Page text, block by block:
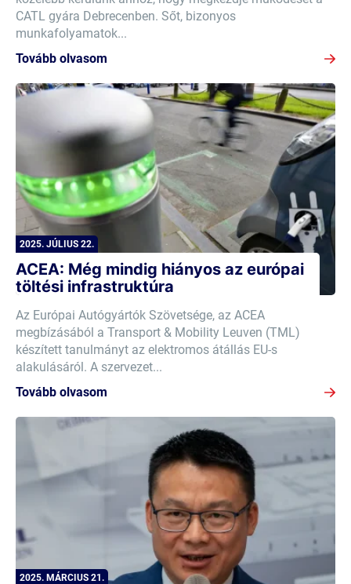
CATL gyára Debrecenben. Sőt, bizonyos
munkafolyamatok...
Tovább olvasom
2025. JÚLIUS 22.
ACEA: Még mindig hiányos az európai
töltési infrastruktúra
Az Európai Autógyártók Szövetsége, az ACEA
megbízásából a Transport & Mobility Leuven (TML)
készített tanulmányt az elektromos átállás EU-s
alakulásáról. A szervezet...
Tovább olvasom
2025. MÁRCIUS 21.